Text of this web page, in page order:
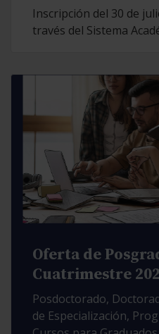
Inscripción del 30 de
través del Sistema
Oferta de
Cuatrimestre
Posdoctorado,
de Especialización,